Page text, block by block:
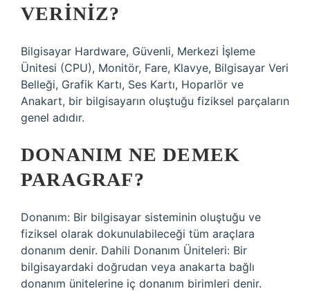
VERINIZ?
Bilgisayar Hardware, Güvenli, Merkezi İşleme
Ünitesi (CPU), Monitör, Fare, Klavye, Bilgisayar Veri
Belleği, Grafik Kartı, Ses Kartı, Hoparlör ve
Anakart, bir bilgisayarın oluştuğu fiziksel parçaların
genel adıdır.
DONANIM NE DEMEK
PARAGRAF?
Donanım: Bir bilgisayar sisteminin oluştuğu ve
fiziksel olarak dokunulabileceği tüm araçlara
donanım denir. Dahili Donanım Üniteleri: Bir
bilgisayardaki doğrudan veya anakarta bağlı
donanım ünitelerine iç donanım birimleri denir.